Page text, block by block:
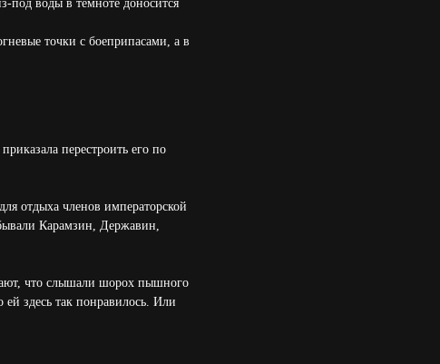
под воды в темноте доносится
точки с боеприпасами, а в
перестроить его по
отдыха членов императорской
Карамзин, Державин,
что слышали шорох пышного
здесь так понравилось. Или